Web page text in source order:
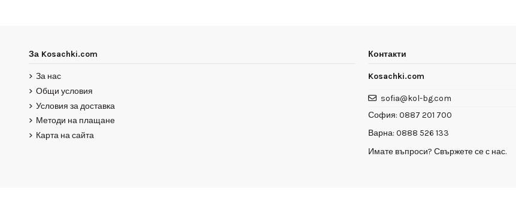
За Kosachki.com
За нас
Общи условия
Условия за доставка
Методи на плащане
Карта на сайта
Контакти
Kosachki.com
sofia@kol-bg.com
София: 0887 201 700
Варна: 0888 526 133
Имате въпроси? Свържете се с нас.